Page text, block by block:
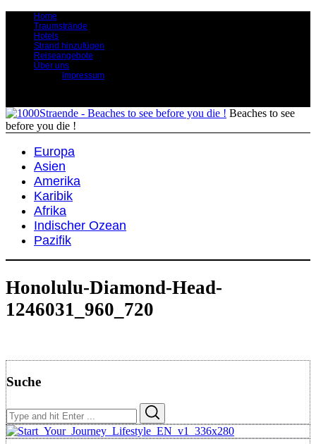
Home
Traumstrände
Hotels
Strand hinzufügen
Reiseangebote
Über uns
Impressum
Beaches to see
before you die !
Europa
Asien
Amerika
Karibik
Afrika
Indischer Ozean
Pazifik
Honolulu-Diamond-Head-
1246031_960_720
Suche
Search
for: